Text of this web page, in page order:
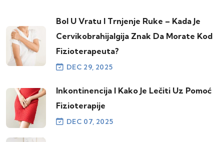
Bol U Vratu I Trnjenje Ruke – Kada Je
Cervikobrahijalgija Znak Da Morate Kod
Fizioterapeuta?
DEC 29, 2025
Inkontinencija I Kako Je Lečiti Uz Pomoć
Fizioterapije
DEC 07, 2025